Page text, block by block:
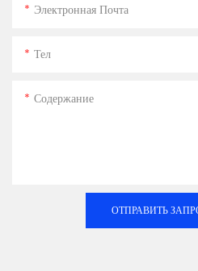
Электронная Почта
Тел
Содержание
ОТПРАВИТЬ